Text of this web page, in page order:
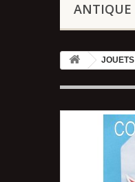
ANTIQUE
JOUETS